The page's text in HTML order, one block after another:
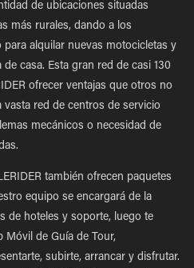
de ubicaciones situadas
más rurales, dando a los
alquilar nuevas motocicletas y
casa. Esta gran red de casi 130
ofrecer ventajas que otros no
vasta red de centros de servicio
mecánicos o necesidad de
también ofrecen paquetes
equipo se encargará de la
de hoteles y soporte, luego te
Móvil de Guía de Tour,
subirte, arrancar y disfrutar.